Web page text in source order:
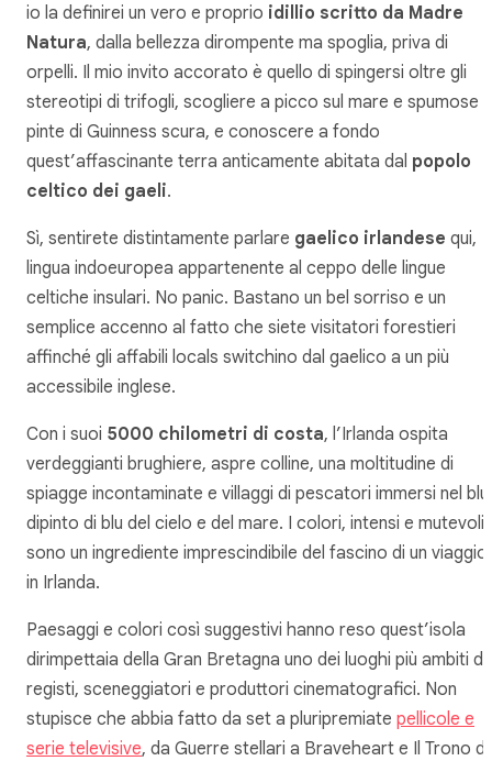
io la definirei un vero e proprio idillio scritto da Madre
Natura, dalla bellezza dirompente ma spoglia, priva di
orpelli. Il mio invito accorato è quello di spingersi oltre gli
stereotipi di trifogli, scogliere a picco sul mare e spumose
pinte di Guinness scura, e conoscere a fondo
quest’affascinante terra anticamente abitata dal popolo
celtico dei gaeli.
Sì, sentirete distintamente parlare gaelico irlandese qui,
lingua indoeuropea appartenente al ceppo delle lingue
celtiche insulari. No panic. Bastano un bel sorriso e un
semplice accenno al fatto che siete visitatori forestieri
affinché gli affabili locals switchino dal gaelico a un più
accessibile inglese.
Con i suoi 5000 chilometri di costa, l’Irlanda ospita
verdeggianti brughiere, aspre colline, una moltitudine di
spiagge incontaminate e villaggi di pescatori immersi nel blu
dipinto di blu del cielo e del mare. I colori, intensi e mutevoli,
sono un ingrediente imprescindibile del fascino di un viaggio
in Irlanda.
Paesaggi e colori così suggestivi hanno reso quest’isola
dirimpettaia della Gran Bretagna uno dei luoghi più ambiti da
registi, sceneggiatori e produttori cinematografici. Non
stupisce che abbia fatto da set a pluripremiate pellicole e
serie televisive, da Guerre stellari a Braveheart e Il Trono di